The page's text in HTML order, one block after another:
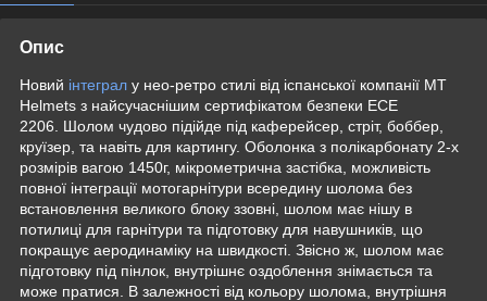
Опис
Новий інтеграл у нео-ретро стилі від іспанcької компанії MT
Helmets з найсучаснішим сертифікатом безпеки ЕСЕ
2206. Шолом чудово підійде під каферейсер, стріт, боббер,
круїзер, та навіть для картингу. Оболонка з полікарбонату 2-х
розмірів вагою 1450г, мікрометрична застібка, можливість
повної інтеграції мотогарнітури всередину шолома без
встановлення великого блоку ззовні, шолом має нішу в
потилиці для гарнітури та підготовку для навушників, що
покращує аеродинаміку на швидкості. Звісно ж, шолом має
підготовку під пінлок, внутрішнє оздоблення знімається та
може пратися. В залежності від кольору шолома, внутрішня